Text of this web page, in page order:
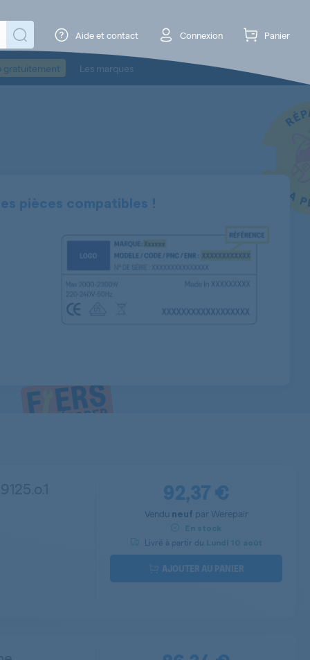
Aide et contact Connexion Panier
gratuitement Les marques
pièces compatibles !
92,37 €
Vendu neuf par Werepair
En stock
Livré à partir du Lundi 10 août
AJOUTER AU PANIER